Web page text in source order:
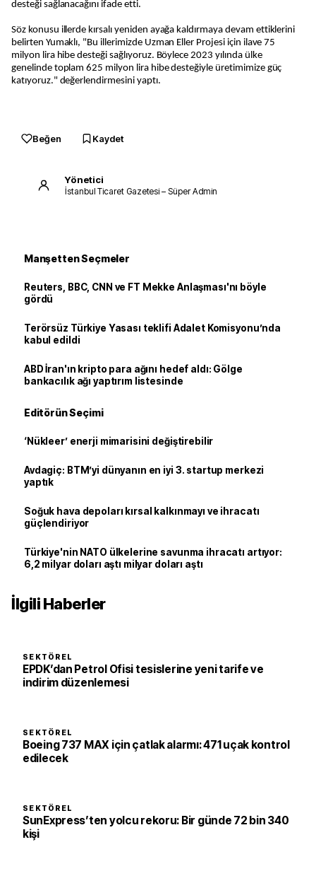
desteği sağlanacağını ifade etti.
Söz konusu illerde kırsalı yeniden ayağa kaldırmaya devam ettiklerini
belirten Yumaklı, "Bu illerimizde Uzman Eller Projesi için ilave 75
milyon lira hibe desteği sağlıyoruz. Böylece 2023 yılında ülke
genelinde toplam 625 milyon lira hibe desteğiyle üretimimize güç
katıyoruz." değerlendirmesini yaptı.
Beğen Kaydet
Yönetici
İstanbul Ticaret Gazetesi – Süper Admin
Manşetten Seçmeler
Reuters, BBC, CNN ve FT Mekke Anlaşması'nı böyle
gördü
Terörsüz Türkiye Yasası teklifi Adalet Komisyonu’nda
kabul edildi
ABD İran'ın kripto para ağını hedef aldı: Gölge
bankacılık ağı yaptırım listesinde
Editörün Seçimi
‘Nükleer’ enerji mimarisini değiştirebilir
Avdagiç: BTM’yi dünyanın en iyi 3. startup merkezi
yaptık
Soğuk hava depoları kırsal kalkınmayı ve ihracatı
güçlendiriyor
Türkiye'nin NATO ülkelerine savunma ihracatı artıyor:
6,2 milyar doları aştı milyar doları aştı
İlgili Haberler
SEKTÖREL
EPDK’dan Petrol Ofisi tesislerine yeni tarife ve
indirim düzenlemesi
SEKTÖREL
Boeing 737 MAX için çatlak alarmı: 471 uçak kontrol
edilecek
SEKTÖREL
SunExpress’ten yolcu rekoru: Bir günde 72 bin 340
kişi